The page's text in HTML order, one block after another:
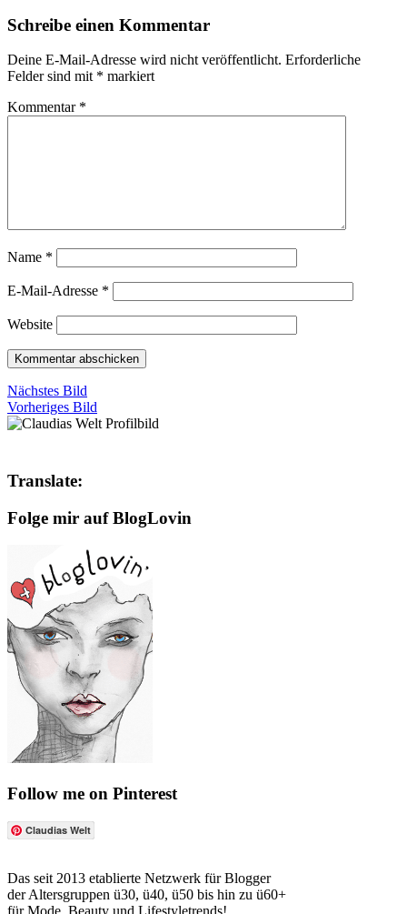
Schreibe einen Kommentar
Deine E-Mail-Adresse wird nicht veröffentlicht. Erforderliche
Felder sind mit * markiert
Kommentar *
Name *
E-Mail-Adresse *
Website
Nächstes Bild
Vorheriges Bild
Translate:
Folge mir auf BlogLovin
Follow me on Pinterest
Claudias Welt
Das seit 2013 etablierte Netzwerk für Blogger
der Altersgruppen ü30, ü40, ü50 bis hin zu ü60+
für Mode, Beauty und Lifestyletrends!